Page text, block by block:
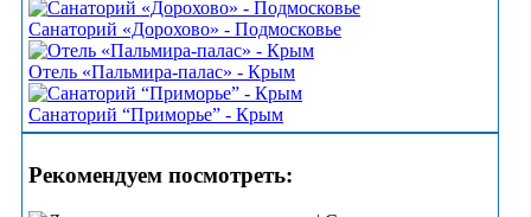
Санаторий «Дорохово» - Подмосковье
Отель «Пальмира-палас» - Крым
Санаторий “Приморье” - Крым
Рекомендуем посмотреть: